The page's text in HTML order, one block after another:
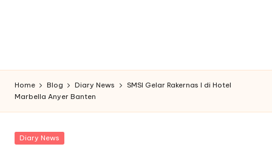
Home Blog Diary News
SMSI Gelar Rakernas I di Hotel
Marbella Anyer Banten
Posted
Diary News